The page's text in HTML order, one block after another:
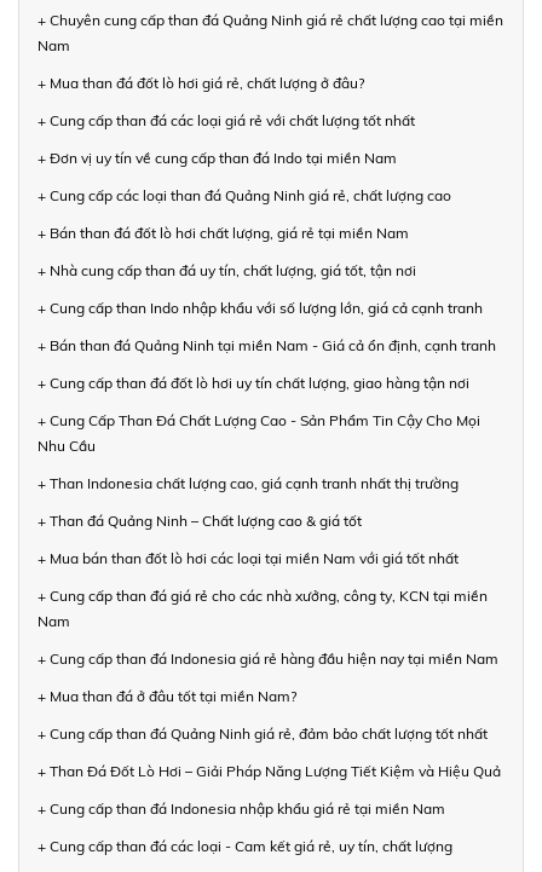
+ Chuyên cung cấp than đá Quảng Ninh giá rẻ chất lượng cao tại miền
Nam
+ Mua than đá đốt lò hơi giá rẻ, chất lượng ở đâu?
+ Cung cấp than đá các loại giá rẻ với chất lượng tốt nhất
+ Đơn vị uy tín về cung cấp than đá Indo tại miền Nam
+ Cung cấp các loại than đá Quảng Ninh giá rẻ, chất lượng cao
+ Bán than đá đốt lò hơi chất lượng, giá rẻ tại miền Nam
+ Nhà cung cấp than đá uy tín, chất lượng, giá tốt, tận nơi
+ Cung cấp than Indo nhập khẩu với số lượng lớn, giá cả cạnh tranh
+ Bán than đá Quảng Ninh tại miền Nam - Giá cả ổn định, cạnh tranh
+ Cung cấp than đá đốt lò hơi uy tín chất lượng, giao hàng tận nơi
+ Cung Cấp Than Đá Chất Lượng Cao - Sản Phẩm Tin Cậy Cho Mọi
Nhu Cầu
+ Than Indonesia chất lượng cao, giá cạnh tranh nhất thị trường
+ Than đá Quảng Ninh – Chất lượng cao & giá tốt
+ Mua bán than đốt lò hơi các loại tại miền Nam với giá tốt nhất
+ Cung cấp than đá giá rẻ cho các nhà xưởng, công ty, KCN tại miền
Nam
+ Cung cấp than đá Indonesia giá rẻ hàng đầu hiện nay tại miền Nam
+ Mua than đá ở đâu tốt tại miền Nam?
+ Cung cấp than đá Quảng Ninh giá rẻ, đảm bảo chất lượng tốt nhất
+ Than Đá Đốt Lò Hơi – Giải Pháp Năng Lượng Tiết Kiệm và Hiệu Quả
+ Cung cấp than đá Indonesia nhập khẩu giá rẻ tại miền Nam
+ Cung cấp than đá các loại - Cam kết giá rẻ, uy tín, chất lượng